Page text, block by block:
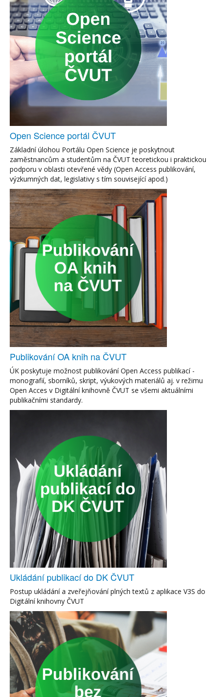
Open Science portál ČVUT
Základní úlohou Portálu Open Science je poskytnout
zaměstnancům a studentům na ČVUT teoretickou i praktickou
podporu v oblasti otevřené vědy (Open Access publikování,
výzkumných dat, legislativy s tím související apod.)
Publikování OA knih na ČVUT
ÚK poskytuje možnost publikování Open Access publikací -
monografií, sborníků, skript, výukových materiálů aj. v režimu
Open Acces v Digitální knihovně ČVUT se všemi aktuálními
publikačními standardy.
Ukládání publikací do DK ČVUT
Postup ukládání a zveřejňování plných textů z aplikace V3S do
Digitální knihovny ČVUT